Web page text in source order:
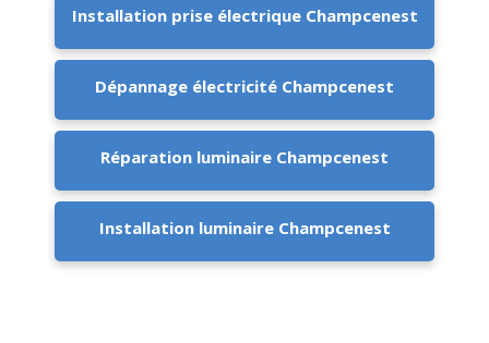
Installation prise électrique Champcenest
Dépannage électricité Champcenest
Réparation luminaire Champcenest
Installation luminaire Champcenest